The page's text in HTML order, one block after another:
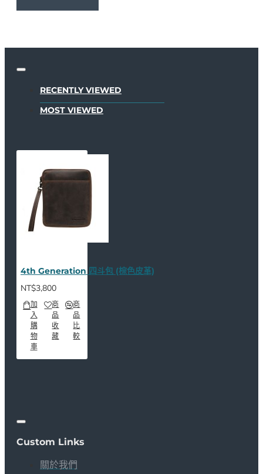
RECENTLY VIEWED
MOST VIEWED
4th Generation 四斗包 (棕色皮革)
NT$3,800
加
入
購
物
車
商
品
收
藏
商
品
比
較
Custom Links
關於我們